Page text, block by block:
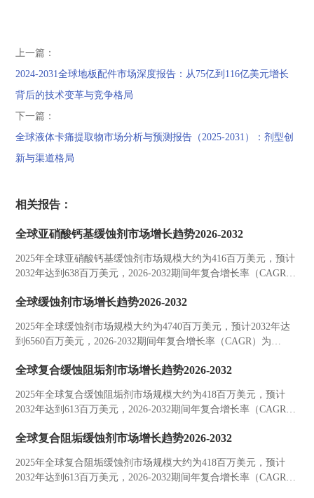
上一篇：
2024-2031全球地板配件市场深度报告：从75亿到116亿美元增长
背后的技术变革与竞争格局
下一篇：
全球液体卡痛提取物市场分析与预测报告（2025-2031）：剂型创
新与渠道格局
相关报告：
全球亚硝酸钙基缓蚀剂市场增长趋势2026-2032
2025年全球亚硝酸钙基缓蚀剂市场规模大约为416百万美元，预计
2032年达到638百万美元，2026-2032期间年复合增长率（CAGR）
全球缓蚀剂市场增长趋势2026-2032
2025年全球缓蚀剂市场规模大约为4740百万美元，预计2032年达
到6560百万美元，2026-2032期间年复合增长率（CAGR）为
全球复合缓蚀阻垢剂市场增长趋势2026-2032
2025年全球复合缓蚀阻垢剂市场规模大约为418百万美元，预计
2032年达到613百万美元，2026-2032期间年复合增长率（CAGR）
全球复合阻垢缓蚀剂市场增长趋势2026-2032
2025年全球复合阻垢缓蚀剂市场规模大约为418百万美元，预计
2032年达到613百万美元，2026-2032期间年复合增长率（CAGR）